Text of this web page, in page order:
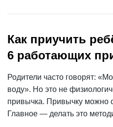
Как приучить
6 работающих
Родители часто говорят:
воду». Но это не
привычка. Привычку можно
Главное — делать это